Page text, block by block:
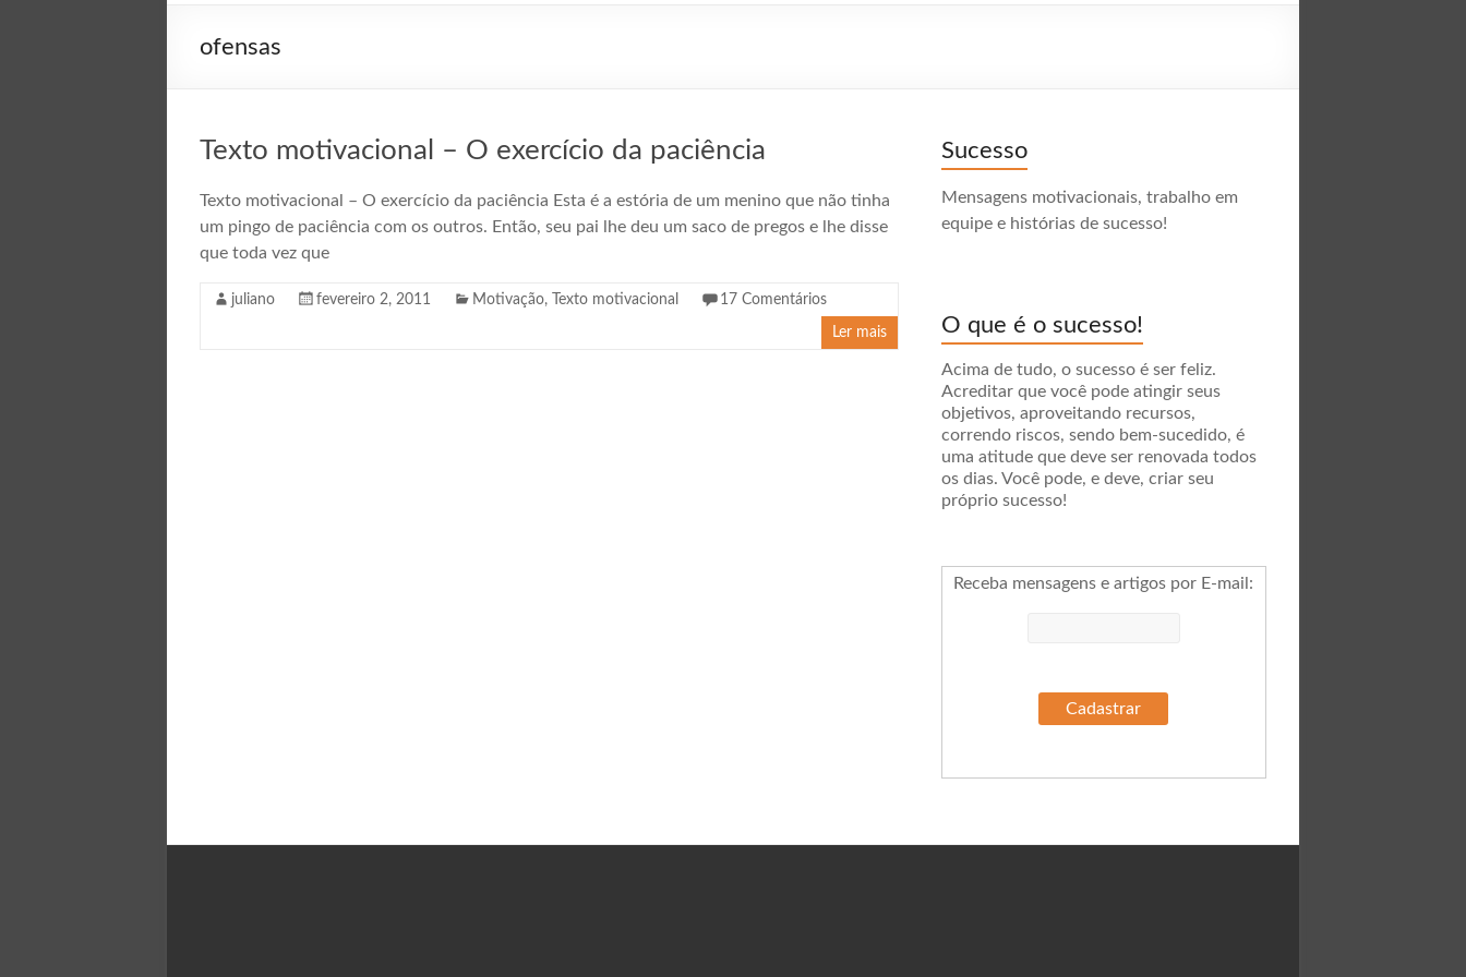
ofensas
Texto motivacional – O exercício da paciência
Texto motivacional – O exercício da paciência Esta é a estória de um menino que não tinha
um pingo de paciência com os outros. Então, seu pai lhe deu um saco de pregos e lhe disse
que toda vez que
juliano fevereiro 2, 2011 Motivação, Texto motivacional 17 Comentários
Ler mais
Sucesso
Mensagens motivacionais, trabalho em
equipe e histórias de sucesso!
O que é o sucesso!
Acima de tudo, o sucesso é ser feliz.
Acreditar que você pode atingir seus
objetivos, aproveitando recursos,
correndo riscos, sendo bem-sucedido, é
uma atitude que deve ser renovada todos
os dias. Você pode, e deve, criar seu
próprio sucesso!
Receba mensagens e artigos por E-mail :